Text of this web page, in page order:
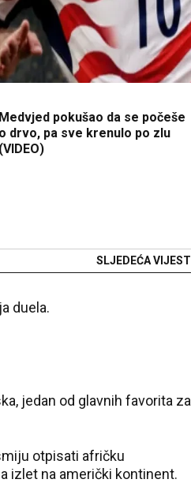
Medvjed pokušao da se počeše
o drvo, pa sve krenulo po zlu
(VIDEO)
SLJEDEĆA VIJEST
duela.
jedan od glavnih favorita za
otpisati afričku
izlet na američki kontinent.